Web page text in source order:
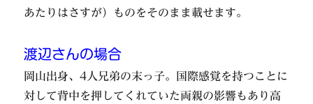
あたりはさすが）ものをそのまま載せます。
渡辺さんの場合
岡山出身、4人兄弟の末っ子。国際感覚を持つことに
対して背中を押してくれていた両親の影響もあり高